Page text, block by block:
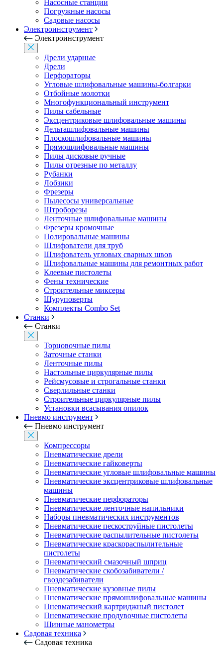
Насосные станции
Погружные насосы
Садовые насосы
Электроинструмент
Электроинструмент
Дрели ударные
Дрели
Перфораторы
Угловые шлифовальные машины-болгарки
Отбойные молотки
Многофункциональный инструмент
Пилы сабельные
Эксцентриковые шлифовальные машины
Дельташлифовальные машины
Плоскошлифовальные машины
Прямошлифовальные машины
Пилы дисковые ручные
Пилы отрезные по металлу
Рубанки
Лобзики
Фрезеры
Пылесосы универсальные
Штроборезы
Ленточные шлифовальные машины
Фрезеры кромочные
Полировальные машины
Шлифователи для труб
Шлифователь угловых сварных швов
Шлифовальные машины для ремонтных работ
Клеевые пистолеты
Фены технические
Строительные миксеры
Шуруповерты
Комплекты Combo Set
Станки
Станки
Торцовочные пилы
Заточные станки
Ленточные пилы
Настольные циркулярные пилы
Рейсмусовые и строгальные станки
Сверлильные станки
Строительные циркулярные пилы
Установки всасывания опилок
Пневмо инструмент
Пневмо инструмент
Компрессоры
Пневматические дрели
Пневматические гайковерты
Пневматические угловые шлифовальные машины
Пневматические эксцентриковые шлифовальные
машины
Пневматические перфораторы
Пневматические ленточные напильники
Наборы пневматических инструментов
Пневматические пескоструйные пистолеты
Пневматические распылительные пистолеты
Пневматические краскораспылительные
пистолеты
Пневматический смазочный шприц
Пневматические скобозабиватели /
гвоздезабиватели
Пневматические кузовные пилы
Пневматические прямошлифовальные машины
Пневматический картриджный пистолет
Пневматические продувочные пистолеты
Шинные манометры
Садовая техника
Садовая техника